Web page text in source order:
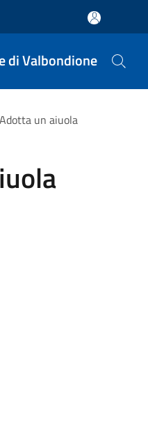
di Valbondione
Adotta un aiuola